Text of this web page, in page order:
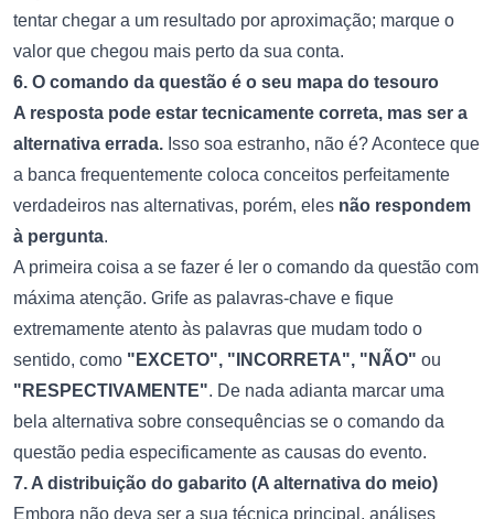
tentar chegar a um resultado por aproximação; marque o
valor que chegou mais perto da sua conta.
6. O comando da questão é o seu mapa do tesouro
A resposta pode estar tecnicamente correta, mas ser a
alternativa errada. Isso soa estranho, não é? Acontece que
a banca frequentemente coloca conceitos perfeitamente
verdadeiros nas alternativas, porém, eles não respondem
à pergunta.
A primeira coisa a se fazer é ler o comando da questão com
máxima atenção. Grife as palavras-chave e fique
extremamente atento às palavras que mudam todo o
sentido, como "EXCETO", "INCORRETA", "NÃO" ou
"RESPECTIVAMENTE". De nada adianta marcar uma
bela alternativa sobre consequências se o comando da
questão pedia especificamente as causas do evento.
7. A distribuição do gabarito (A alternativa do meio)
Embora não deva ser a sua técnica principal, análises